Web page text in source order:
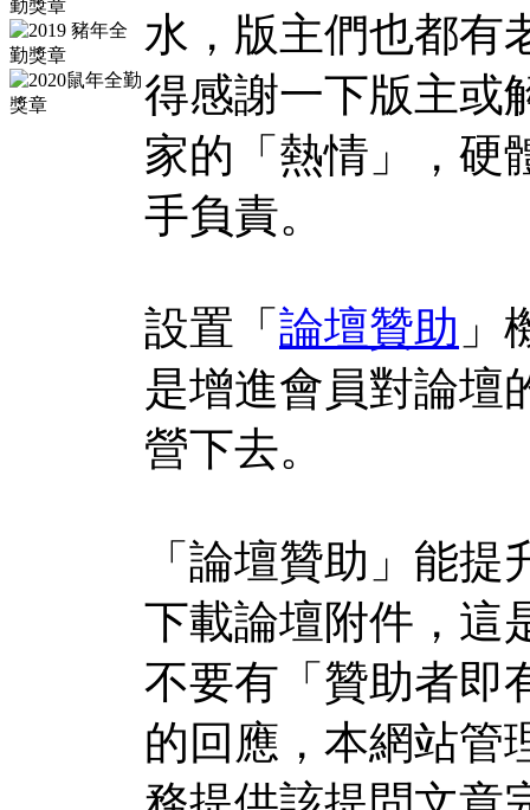
水，版主們也都有
得感謝一下版主或
家的「熱情」，硬
手負責。
設置「 論壇贊助 」
是增進會員對論壇
營下去。
「論壇贊助」能
下載論壇附件，這
不要有「贊助者即
的回應，本網站管